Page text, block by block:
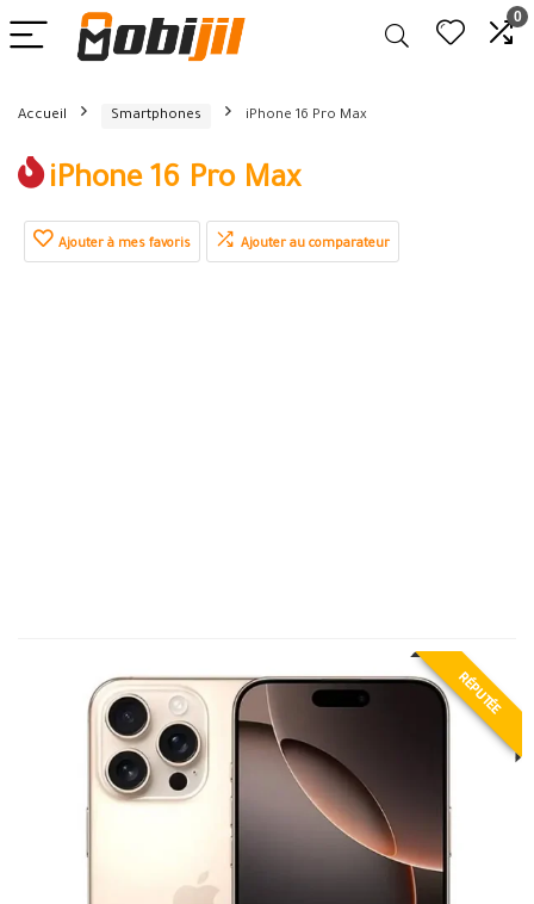
0
Accueil Smartphones iPhone 16 Pro Max
iPhone 16 Pro Max
Ajouter à mes favoris Ajouter au comparateur
RÉPUTÉE